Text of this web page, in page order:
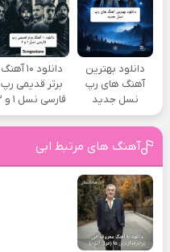
دانلود بهترین
آهنگ های رپ
نسل جدید
دانلود ۱۰ آهنگ
برتر قدیمی رپ
فارسی نسل ۱ و ۲
آهنگ های مرتبط ابی